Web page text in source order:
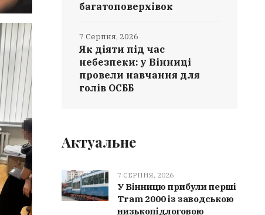
багатоповерхівок
Як діяти під час
небезпеки: у Вінниці
провели навчання для
голів ОСББ
7 Серпня, 2026
Актуальне
7 СЕРПНЯ, 2026
У Вінницю прибули перші
Tram 2000 із заводською
низькопідлоговою